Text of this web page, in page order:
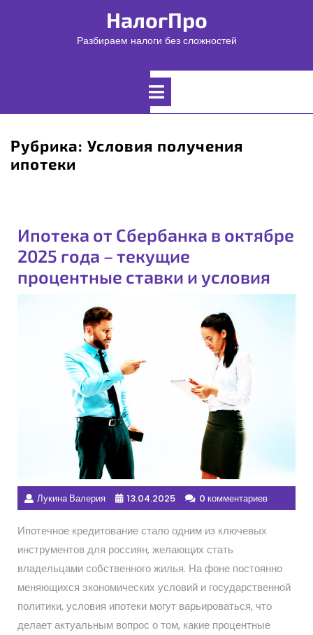
НалогПро
Разбираем налоги без сложностей
Открыть
Рубрика: Условия получения
ипотеки
Ипотека от Сбербанка в октябре
2025 года – текущие
процентные ставки и условия
Лукина Валерия 13.04.2025 0 комментариев
Ипотечное кредитование стало одним из ключевых
инструментов для россиян, желающих стать
владельцами собственного жилья. На фоне постоянно
меняющихся экономических условий и государственной
политики, условия ипотеки могут варьироваться, что
делает актуальным вопрос о том, какие процентные